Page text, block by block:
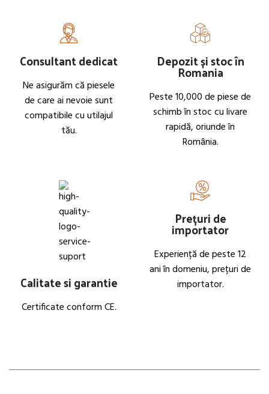
Consultant dedicat
Ne asigurăm că piesele
de care ai nevoie sunt
compatibile cu utilajul
tău.
Depozit și stoc în
Romania
Peste 10,000 de piese de
schimb în stoc cu livare
rapidă, oriunde în
România.
Calitate si garantie
Certificate conform CE.
Prețuri de
importator
Experiență de peste 12
ani în domeniu, prețuri de
importator.